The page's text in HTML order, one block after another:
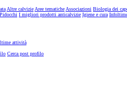
Altre calvizieAree tematicheAssociazioni Biologia dei
I migliori prodotti anticalvizie Igiene e cura
attività
Cerca post profilo